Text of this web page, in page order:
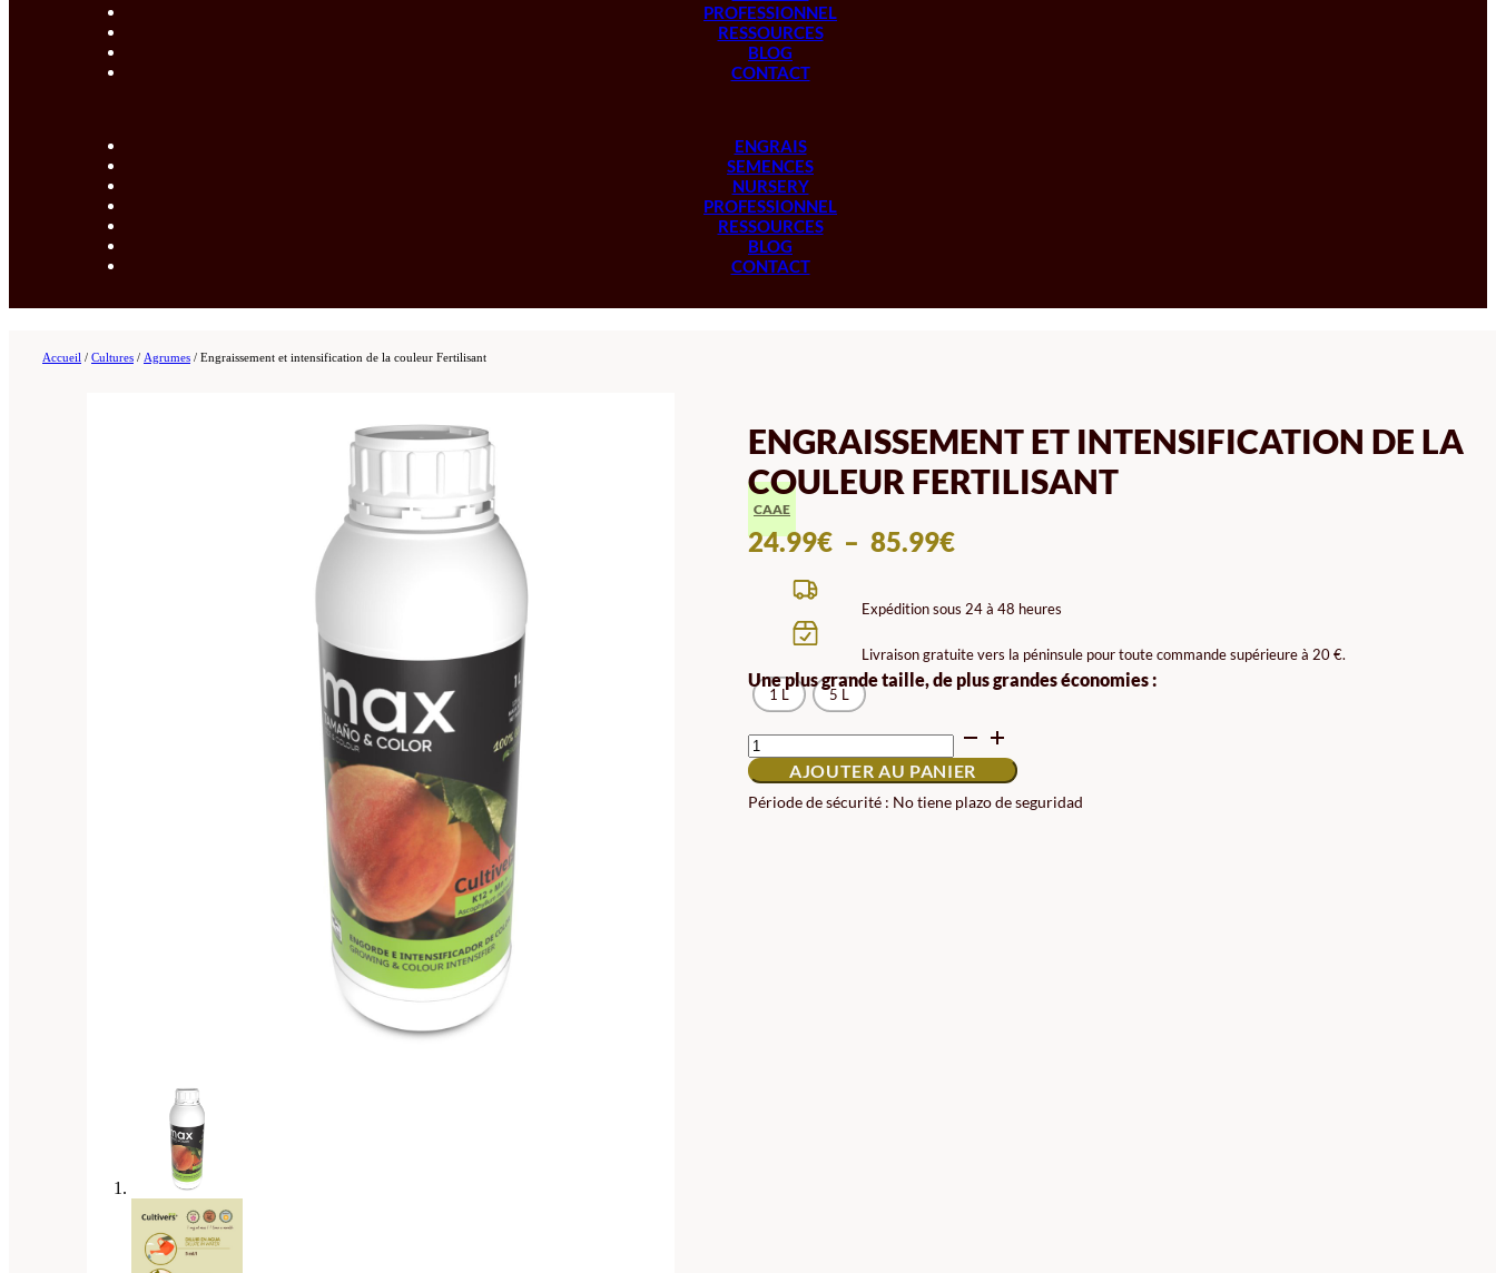
PROFESSIONNEL
RESSOURCES
BLOG
CONTACT
ENGRAIS
SEMENCES
NURSERY
PROFESSIONNEL
RESSOURCES
BLOG
CONTACT
Accueil / Cultures / Agrumes / Engraissement et intensification de la couleur Fertilisant
ENGRAISSEMENT ET INTENSIFICATION DE LA
COULEUR FERTILISANT
CAAE
24.99€ – 85.99€PLAGE
PRIX :
À
Expédition sous 24 à 48 heures
Livraison gratuite vers la péninsule pour toute commande supérieure à 20 €.
Une plus grande taille, de plus grandes économies :
1 L 5 L
QUANTITÉ
DE
ENGRAISSEMENT
ET
INTENSIFICATION
AJOUTER AU PANIER
Période de sécurité : No tiene plazo de seguridad